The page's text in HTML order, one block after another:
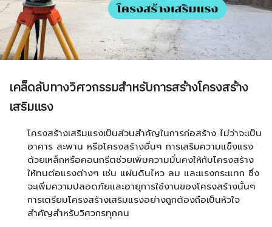
เคล็ดลับทางวิศวกรรมสำหรับการสร้างโครงสร้าง
เสริมแรง
โครงสร้างเสริมแรงเป็นส่วนสำคัญในการก่อสร้าง ไม่ว่าจะเป็น
อาคาร สะพาน หรือโครงสร้างอื่นๆ การเสริมความแข็งแรง
ด้วยเหล็กหรือคอนกรีตช่วยเพิ่มความมั่นคงให้กับโครงสร้าง
ให้ทนต่อแรงต่างๆ เช่น แผ่นดินไหว ลม และแรงกระแทก ซึ่ง
จะเพิ่มความปลอดภัยและอายุการใช้งานของโครงสร้างนั้นๆ
การเตรียมโครงสร้างเสริมแรงอย่างถูกต้องถือเป็นหัวใจ
สำคัญสำหรับวิศวกรทุกคน